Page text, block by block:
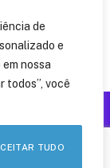
de
e
nossa
todos”, você
TUDO